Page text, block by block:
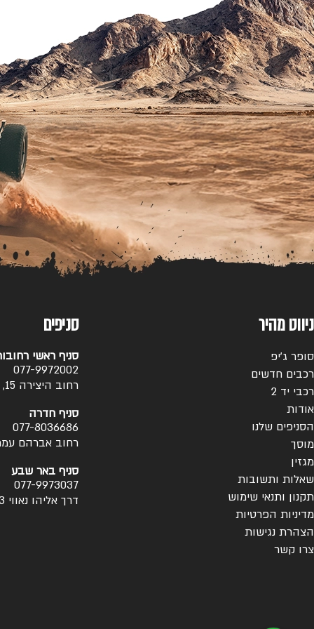
ניווט מהיר
סופר ג’יפ
רכבים חדשים
רכבי יד 2
אודות
הסניפים שלנו
מוסך
מגזין
שאלות ותשובות
תקנון ותנאי שימוש
מדיניות הפרטיות
הצהרת נגישות
צרו קשר
סניפים
סניף ראשי
077-9972002
רחוב היצירה 15, אזור התעשייה, רחובות
סניף חדרה
077-8036686
רחוב אברהם עמרם 1,
סניף באר שבע
077-9973037
דרך אליהו נאווי 13, באר שבע